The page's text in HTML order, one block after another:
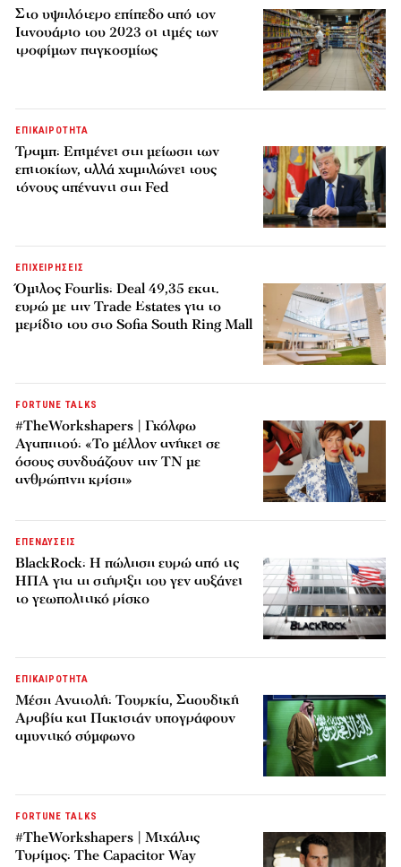
Στο υψηλότερο επίπεδο από τον
Ιανουάριο του 2023 οι τιμές των
τροφίμων παγκοσμίως
ΕΠΙΚΑΙΡΟΤΗΤΑ
Τραμπ: Επιμένει στη μείωση των
επιτοκίων, αλλά χαμηλώνει τους
τόνους απέναντι στη Fed
ΕΠΙΧΕΙΡΗΣΕΙΣ
Όμιλος Fourlis: Deal 49,35 εκατ.
ευρώ με την Trade Estates για το
μερίδιο του στο Sofia South Ring Mall
FORTUNE TALKS
#TheWorkshapers | Γκόλφω
Αγαπητού: «Το μέλλον ανήκει σε
όσους συνδυάζουν την ΤΝ με
ανθρώπινη κρίση»
ΕΠΕΝΔΥΣΕΙΣ
BlackRock: Η πώληση ευρώ από τις
ΗΠΑ για τη στήριξη του γεν αυξάνει
το γεωπολιτικό ρίσκο
ΕΠΙΚΑΙΡΟΤΗΤΑ
Μέση Ανατολή: Τουρκία, Σαουδική
Αραβία και Πακιστάν υπογράφουν
αμυντικό σύμφωνο
FORTUNE TALKS
#TheWorkshapers | Μιχάλης
Τυρίμος: The Capacitor Way